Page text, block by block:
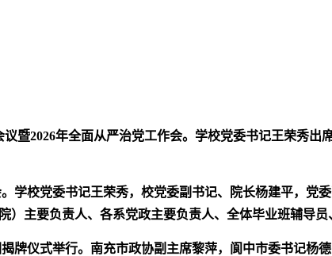
暨2026年全面从严治党工作会。学校党委书记王荣秀
学校党委书记王荣秀，校党委副书记、院长杨建平，党
主要负责人、各系党政主要负责人、全体毕业班辅导员
牌仪式举行。南充市政协副主席黎萍，阆中市委书记杨